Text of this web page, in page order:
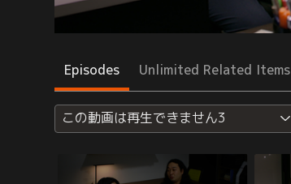
Episodes Unlimited Related Items
この動画は再生できません3